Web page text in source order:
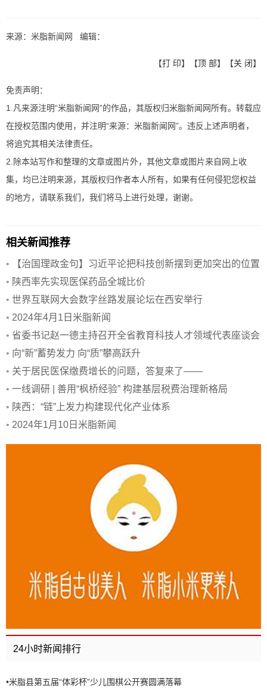
来源：米脂新闻网 编辑：
【打 印】【顶 部】【关 闭】
免责声明：
1.凡来源注明“米脂新闻网”的作品，其版权归米脂新闻网所有。转载应
在授权范围内使用，并注明“来源：米脂新闻网”。违反上述声明者，
将追究其相关法律责任。
2.除本站写作和整理的文章或图片外，其他文章或图片来自网上收
集，均已注明来源，其版权归作者本人所有，如果有任何侵犯您权益
的地方，请联系我们，我们将马上进行处理，谢谢。
相关新闻推荐
•
【治国理政金句】习近平论把科技创新摆到更加突出的位置
• 陕西率先实现医保药品全城比价
• 世界互联网大会数字丝路发展论坛在西安举行
• 2024年4月1日米脂新闻
• 省委书记赵一德主持召开全省教育科技人才领域代表座谈会
• 向“新”蓄势发力 向“质”攀高跃升
• 关于居民医保缴费增长的问题，答复来了——
• 一线调研 | 善用“枫桥经验” 构建基层税费治理新格局
• 陕西：“链”上发力构建现代化产业体系
• 2024年1月10日米脂新闻
24小时新闻排行
•米脂县第五届“体彩杯”少儿围棋公开赛圆满落幕